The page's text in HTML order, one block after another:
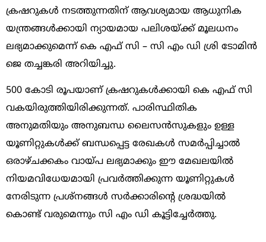
ക്രഷറുകള്‍ നടത്തുന്നതിന് ആവശ്യമായ ആധുനിക
യന്ത്രങ്ങള്‍ക്കായി ന്യായമായ പലിശയ്ക്ക് മൂലധനം
ലഭ്യമാക്കുമെന്ന് കെ എഫ് സി – സി എം ഡി ശ്രി ടോമിന്‍
ജെ തച്ചങ്കരി അറിയിച്ചു.
500 കോടി രൂപയാണ് ക്രഷറുകള്‍ക്കായി കെ എഫ് സി
വകയിരുത്തിയിരിക്കുന്നത്. പാരിസ്ഥിതിക
അനുമതിയും അനുബന്ധ ലൈസന്‍സുകളും ഉള്ള
യൂണിറ്റുകള്‍ക്ക് ബന്ധപ്പെട്ട രേഖകള്‍ സമര്‍പ്പിച്ചാല്‍
ഒരാഴ്ചക്കകം വായ്പ ലഭ്യമാക്കും ഈ മേഖലയില്‍
നിയമവിധേയമായി പ്രവര്‍ത്തിക്കുന്ന യൂണിറ്റുകള്‍
നേരിടുന്ന പ്രശ്‌നങ്ങള്‍ സര്‍ക്കാരിന്റെ ശ്രദ്ധയില്‍
കൊണ്ട് വരുമെന്നും സി എം ഡി കൂട്ടിച്ചേര്‍ത്തു.